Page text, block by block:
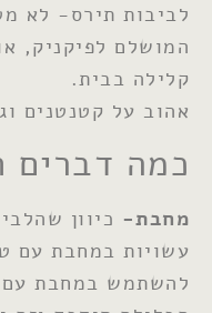
לביבות תירס- לא
המושלם לפיקניק,
קלילה בבית.
אהוב על קטנטנים
כמה דברים
מחבת- כיוון
עשויות במחבת עם